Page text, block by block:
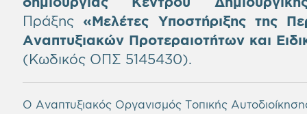
Πράξης «Μελέτες Υποστήριξης της
Αναπτυξιακών Προτεραιοτήτων και
(Κωδικός ΟΠΣ 5145430).
Ο Αναπτυξιακός Οργανισμός Τοπικής